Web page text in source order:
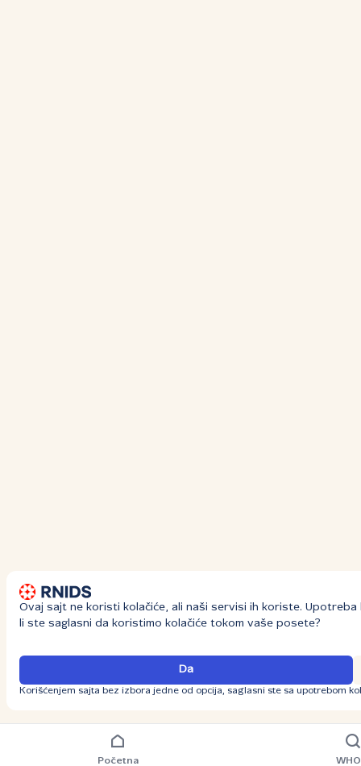
Početna
Ovaj sajt ne koristi kolačiće, ali naši servisi ih koriste. Upotreba
li ste saglasni da koristimo kolačiće tokom vaše posete?
Da
Korišćenjem sajta bez izbora jedne od opcija, saglasni ste sa upotrebom